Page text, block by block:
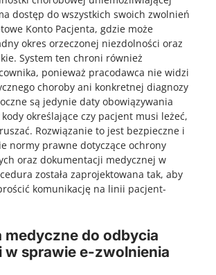
dostęp do wszystkich swoich zwolnień
Konto Pacjenta, gdzie może
okres orzeczonej niezdolności oraz
System ten chroni również
ponieważ pracodawca nie widzi
choroby ani konkretnej diagnozy
są jedynie daty obowiązywania
określające czy pacjent musi leżeć,
Rozwiązanie to jest bezpieczne i
normy prawne dotyczące ochrony
oraz dokumentacji medycznej w
została zaprojektowana tak, aby
komunikację na linii pacjent-
medyczne do odbycia
w sprawie e-zwolnienia